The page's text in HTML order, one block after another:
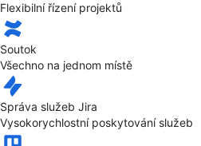
Flexibilní řízení projektů
Soutok
Všechno na jednom místě
Správa služeb Jira
Vysokorychlostní poskytování služeb